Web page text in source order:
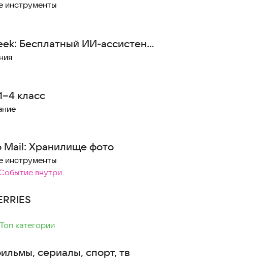
инструменты
Бесплатный ИИ-ассистент
класс
Mail: Хранилище фото
инструменты
:
событие внутри
:
топ категории
сериалы, спорт, тв